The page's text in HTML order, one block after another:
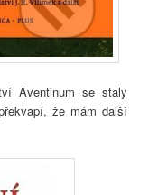
Aventinum se staly
že mám další